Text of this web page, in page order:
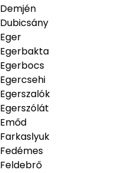
Demjén
Dubicsány
Eger
Egerbakta
Egerbocs
Egercsehi
Egerszalók
Egerszólát
Emőd
Farkaslyuk
Fedémes
Feldebrő